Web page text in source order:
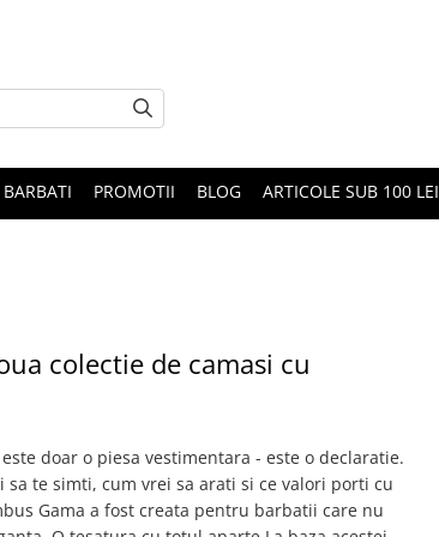
PROMOTII BLOG ARTICOLE SUB 100 LEI
colectie de camasi cu
doar o piesa vestimentara - este o declaratie.
sa te simti, cum vrei sa arati si ce valori porti cu
Gama a fost creata pentru barbatii care nu